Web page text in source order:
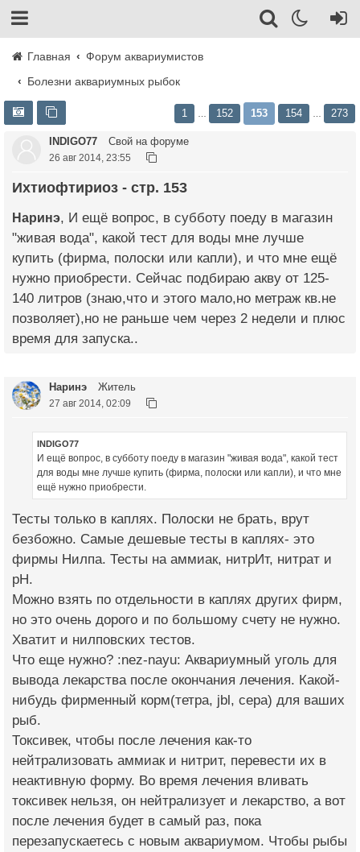
Главная
Форум аквариумистов
Болезни аквариумных рыбок
1 152 153 154 273
INDIGO77 Свой на форуме
26 авг 2014, 23:55
Ихтиофтириоз - стр. 153
Наринэ, И ещё вопрос, в субботу поеду в магазин
"живая вода", какой тест для воды мне лучше
купить (фирма, полоски или капли), и что мне ещё
нужно приобрести. Сейчас подбираю акву от 125-
140 литров (знаю,что и этого мало,но метраж кв.не
позволяет),но не раньше чем через 2 недели и плюс
время для запуска..
Наринэ Житель
27 авг 2014, 02:09
INDIGO77
И ещё вопрос, в субботу поеду в магазин "живая вода", какой тест
для воды мне лучше купить (фирма, полоски или капли), и что мне
ещё нужно приобрести.
Тесты только в каплях. Полоски не брать, врут
безбожно. Самые дешевые тесты в каплях- это
фирмы Нилпа. Тесты на аммиак, нитрИт, нитрат и
pH.
Можно взять по отдельности в каплях других фирм,
но это очень дорого и по большому счету не нужно.
Хватит и нилповских тестов.
Что еще нужно? :nez-nayu: Аквариумный уголь для
вывода лекарства после окончания лечения. Какой-
нибудь фирменный корм(тетра, jbl, сера) для ваших
рыб.
Токсивек, чтобы после лечения как-то
нейтрализовать аммиак и нитрит, перевести их в
неактивную форму. Во время лечения вливать
токсивек нельзя, он нейтрализует и лекарство, а вот
после лечения будет в самый раз, пока
перезапускаетесь с новым аквариумом. Чтобы рыбы